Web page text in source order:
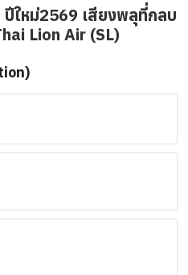
ปีใหม่2569 เสียงพลุที่กลบ
Lion Air (SL)